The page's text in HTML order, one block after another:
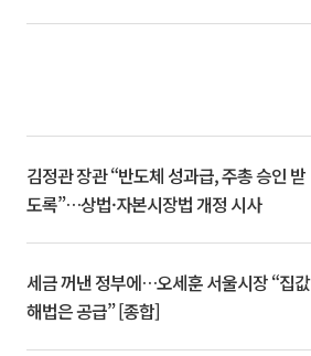
김정관 장관 “반도체 성과급, 주총 승인 받
도록”…상법·자본시장법 개정 시사
세금 꺼낸 정부에…오세훈 서울시장 “집값
해법은 공급” [종합]